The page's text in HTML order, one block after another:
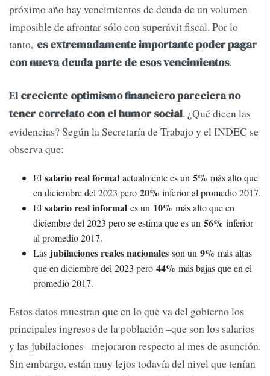
próximo año hay vencimientos de deuda de un volumen
imposible de afrontar sólo con superávit fiscal. Por lo
tanto, es extremadamente importante poder pagar
con nueva deuda parte de esos vencimientos.
El creciente optimismo financiero pareciera no
tener correlato con el humor social. ¿Qué dicen las
evidencias? Según la Secretaría de Trabajo y el INDEC se
observa que:
El salario real formal actualmente es un 5% más alto que
en diciembre del 2023 pero 20% inferior al promedio 2017.
El salario real informal es un 10% más alto que en
diciembre del 2023 pero se estima que es un 56% inferior
al promedio 2017.
Las jubilaciones reales nacionales son un 9% más altas
que en diciembre del 2023 pero 44% más bajas que en el
promedio 2017.
Estos datos muestran que en lo que va del gobierno los
principales ingresos de la población –que son los salarios
y las jubilaciones– mejoraron respecto al mes de asunción.
Sin embargo, están muy lejos todavía del nivel que tenían